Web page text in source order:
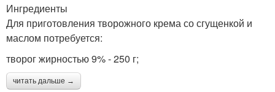
Ингредиенты
Для приготовления творожного крема со сгущенкой и
маслом потребуется:
творог жирностью 9% - 250 г;
читать дальше →